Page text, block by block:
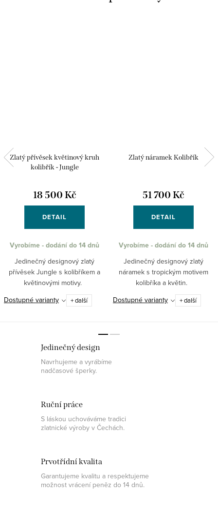
Zlatý přívěsek květinový kruh
kolibřík - Jungle
18 500 Kč
DETAIL
Vyrobíme - dodání do 14 dnů
Jedinečný designový zlatý
přívěsek Jungle s kolibříkem a
květinovými motivy.
Dostupné varianty
+ další
Zlatý náramek Kolibřík
51 700 Kč
DETAIL
Vyrobíme - dodání do 14 dnů
Jedinečný designový zlatý
náramek s tropickým motivem
kolibříka a květin.
Dostupné varianty
+ další
Jedinečný design
Navrhujeme a vyrábíme
nadčasové šperky.
Ruční práce
S láskou uchováváme tradici
zlatnické výroby v Čechách.
Prvotřídní kvalita
Garantujeme kvalitu a respektujeme
možnost vrácení peněz do 14 dnů.